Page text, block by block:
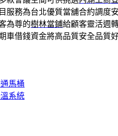
服務為台北優質當舖合約調度
為尊的樹林當鋪給顧客靈活週
車借錢資金將高品質安全品質
馬桶
系統